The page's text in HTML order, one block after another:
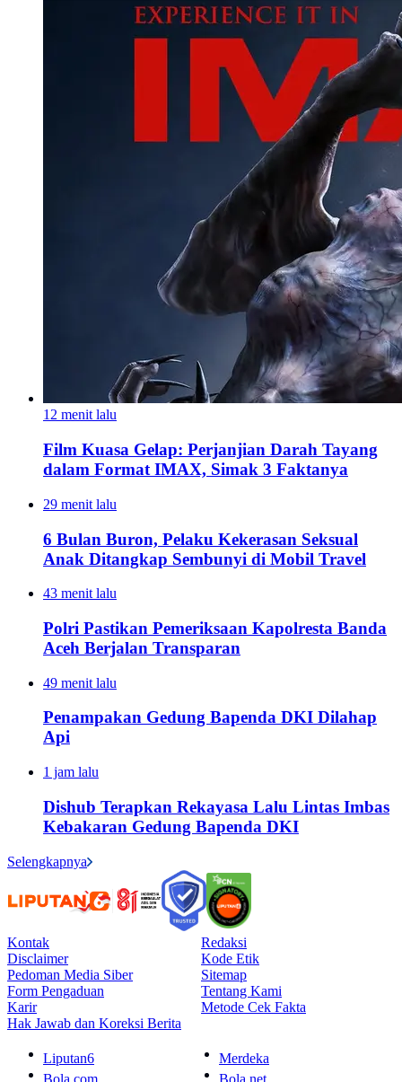
12 menit lalu
Film Kuasa Gelap: Perjanjian Darah Tayang
dalam Format IMAX, Simak 3 Faktanya
29 menit lalu
6 Bulan Buron, Pelaku Kekerasan Seksual
Anak Ditangkap Sembunyi di Mobil Travel
43 menit lalu
Polri Pastikan Pemeriksaan Kapolresta Banda
Aceh Berjalan Transparan
49 menit lalu
Penampakan Gedung Bapenda DKI Dilahap
Api
1 jam lalu
Dishub Terapkan Rekayasa Lalu Lintas Imbas
Kebakaran Gedung Bapenda DKI
Selengkapnya
Kontak
Redaksi
Disclaimer
Kode Etik
Pedoman Media Siber
Sitemap
Form Pengaduan
Tentang Kami
Karir
Metode Cek Fakta
Hak Jawab dan Koreksi Berita
Liputan6
Merdeka
Bola.com
Bola.net